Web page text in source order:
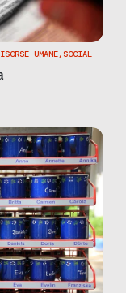
UMANE, SOCIAL